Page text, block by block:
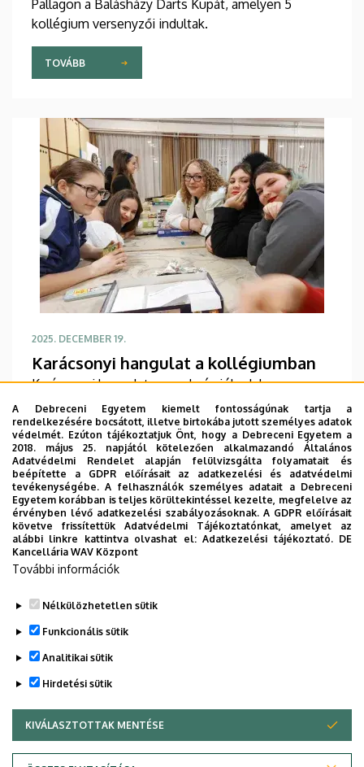
Pallagon a Balásházy Darts Kupát, amelyen 5
kollégium versenyzői indultak.
TOVÁBB
2025. DECEMBER 19.
Karácsonyi hangulat a kollégiumban
Karácsonyi hangulat, mosoly és jókedv!
Kollégistáink és tanáraink együtt ünnepeltek, a
kollégiumi karácsonyi ünnepség meghitt és
emlékezetes hangulatban zajlott.
TOVÁBB
Oldalszámozás
oldal
A Debreceni Egyetem kiemelt fontosságúnak tartja a
rendelkezésére bocsátott, illetve birtokába jutott személyes adatok
védelmét. Ezúton tájékoztatjuk Önt, hogy a Debreceni Egyetem a
2018. május 25. napjától kötelezően alkalmazandó Általános
Adatvédelmi Rendelet alapján felülvizsgálta folyamatait és
beépítette a GDPR előírásait az adatkezelési és adatvédelmi
tevékenységébe. A felhasználók személyes adatait a Debreceni
Egyetem korábban is teljes körültekintéssel kezelte, megfelelve az
érvényben lévő adatkezelési szabályozásoknak. A GDPR előírásait
követve frissítettük Adatvédelmi Tájékoztatónkat, amelyet az
alábbi linkre kattintva olvashat el:Adatkezelési tájékoztató. DE
Kancellária WAV Központ
További információk
Nélkülözhetetlen sütik
Funkcionális sütik
Analitikai sütik
Hirdetési sütik
KIVÁLASZTOTTAK MENTÉSE
WITHDRAW CONSENT